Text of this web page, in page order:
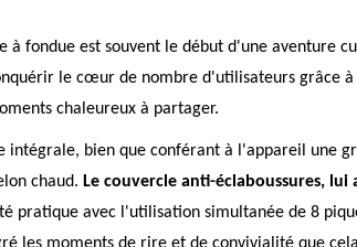
à fondue est souvent le début d'une aventure
le cœur de nombre d'utilisateurs grâce à
chaleureux à partager.
intégrale, bien que conférant à l'appareil une
chaud. Le couvercle anti-éclaboussures,
pratique avec l'utilisation simultanée de 8